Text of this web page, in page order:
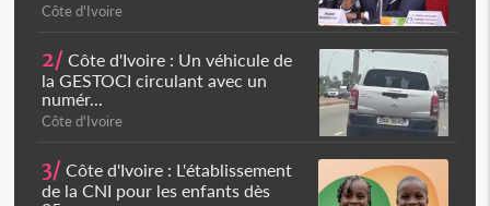
Côte d'Ivoire
2/ Côte d'Ivoire : Un véhicule de
la GESTOCI circulant avec un
numér...
Côte d'Ivoire
3/ Côte d'Ivoire : L'établissement
de la CNI pour les enfants dès